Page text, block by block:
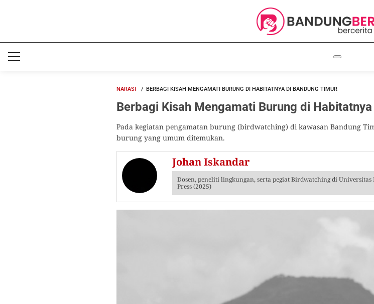
NARASI BERBAGI KISAH MENGAMATI BURUNG DI HABITATNYA DI BANDUNG TIMUR
Berbagi Kisah Mengamati Burung di
Pada kegiatan pengamatan burung (birdwatching) di kawasan Bandung
burung yang umum ditemukan.
Johan Iskandar
Dosen, peneliti lingkungan, serta pegiat Birdwatching di
Press (2025)